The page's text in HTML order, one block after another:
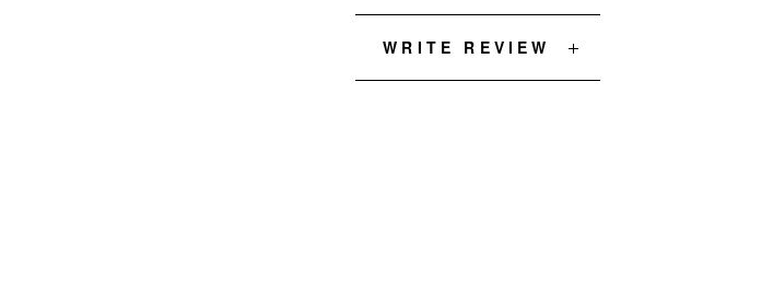
WRITE REVIEW